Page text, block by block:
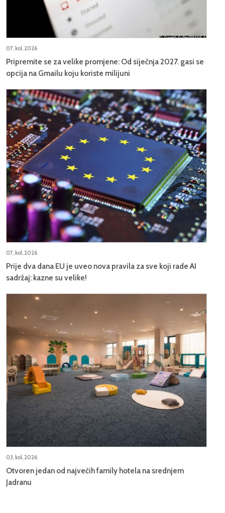
07, kol, 2026
Pripremite se za velike promjene: Od siječnja 2027. gasi se
opcija na Gmailu koju koriste milijuni
07, kol, 2026
Prije dva dana EU je uveo nova pravila za sve koji rade AI
sadržaj: kazne su velike!
03, kol, 2026
Otvoren jedan od najvećih family hotela na srednjem
Jadranu